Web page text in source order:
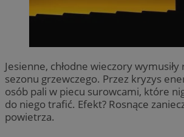
Jesienne, chłodne wieczory
sezonu grzewczego. Przez kryzys
osób pali w piecu surowcami, które
do niego trafić. Efekt? Rosnące
powietrza.